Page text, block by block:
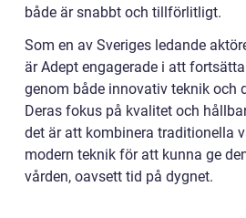
både är snabbt och tillförlitligt.
Som en av Sveriges ledande
är Adept engagerade i att
genom både innovativ teknik och
Deras fokus på kvalitet och
det är att kombinera traditionella
modern teknik för att kunna ge
vården, oavsett tid på dygnet.